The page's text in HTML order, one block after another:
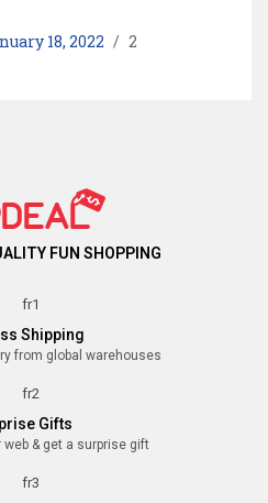
18, 2022
2
जीबी डेटा मिलेगा, जिसकी वैलिडिटी
FUN SHOPPING
Shipping
from global warehouses
Gifts
web & get a surprise gift